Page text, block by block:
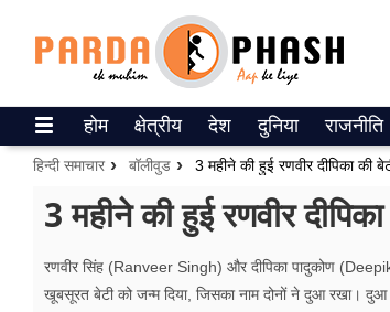
ePaper
वेब स्टोरीज
गैलरी
होम क्षेत्रीय देश दुनिया राजनीति
हिन्दी समाचार बॉलीवुड 3 महीने की हुई रणवीर दीपिका की
3 महीने की हुई रणवीर
रणवीर सिंह (Ranveer Singh) और दीपिका पादुकोण
खूबसूरत बेटी को जन्म दिया, जिसका नाम दोनों ने दुआ रखा। दुआ